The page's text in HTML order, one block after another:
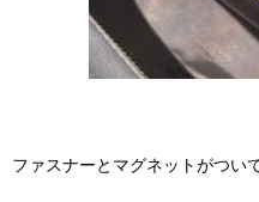
ファスナーとマグネットがつ